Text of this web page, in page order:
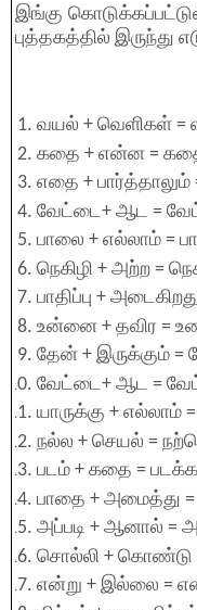
இங்கு
புத்தகத்தில் இருந்து
வயல் + வெளிகள்
கதை + என்ன =
எதை + பார்த்தாலும்
வேட்டை+ ஆட =
பாலை + எல்லாம் =
நெகிழி + அற்ற =
பாதிப்பு +
உன்னை + தவிர =
தேன் + இருக்கும் =
வேட்டை+ ஆட =
யாருக்கு + எல்லாம்
நல்ல + செயல் =
படம் + கதை =
பாதை + அமைத்து
அப்படி + ஆனால் =
சொல்லி +
என்று + இல்லை =